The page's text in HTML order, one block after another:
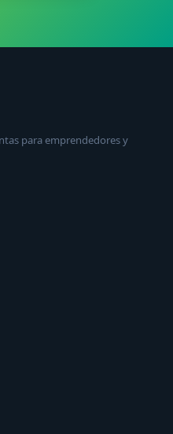
para emprendedores y